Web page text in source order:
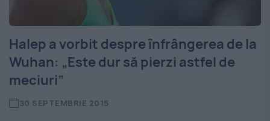
Halep a vorbit despre înfrângerea de la
Wuhan: „Este dur să pierzi astfel de
meciuri”
30 SEPTEMBRIE 2015